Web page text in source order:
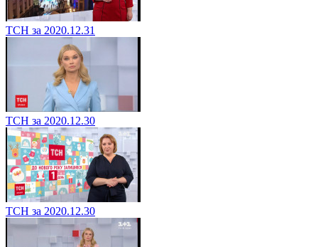
ТСН за 2020.12.31
ТСН за 2020.12.30
ТСН за 2020.12.30